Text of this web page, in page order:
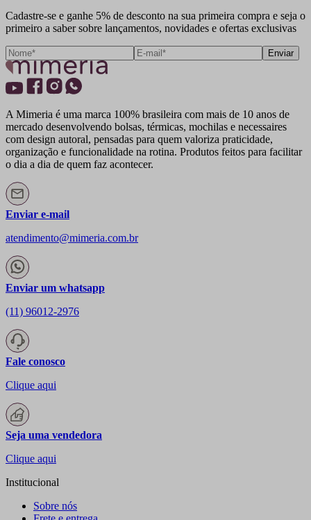
Cadastre-se e ganhe 5% de desconto na sua primeira compra e seja o
primeiro a saber sobre lançamentos, novidades e ofertas exclusivas
Enviar
A Mimeria é uma marca 100% brasileira com mais de 10 anos de
mercado desenvolvendo bolsas, térmicas, mochilas e necessaires
com design autoral, pensadas para quem valoriza praticidade,
organização e funcionalidade na rotina. Produtos feitos para facilitar
o dia a dia de quem faz acontecer.
Enviar e-mail
atendimento@mimeria.com.br
Enviar um whatsapp
(11) 96012-2976
Fale conosco
Clique aqui
Seja uma vendedora
Clique aqui
Institucional
Sobre nós